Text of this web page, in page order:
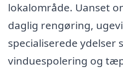
lokalområde. Uanset
daglig rengøring,
specialiserede ydelser
vinduespolering og